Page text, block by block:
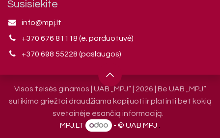
Susisiekite
info@mpj.lt
+370 676 81118 (e. parduotuvė)
+370 698 55228 (paslaugos)
Visos teisės ginamos | UAB „MPJ“ | 2026 | Be UAB „MPJ“
sutikimo griežtai draudžiama kopijuoti ir platinti bet kokią
svetainėje esančią informaciją.
MPJ.LT
- © UAB MPJ.